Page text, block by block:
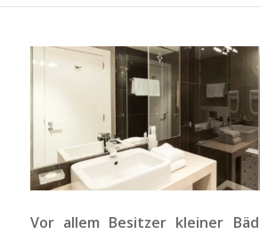
Vor allem Besitzer kleiner